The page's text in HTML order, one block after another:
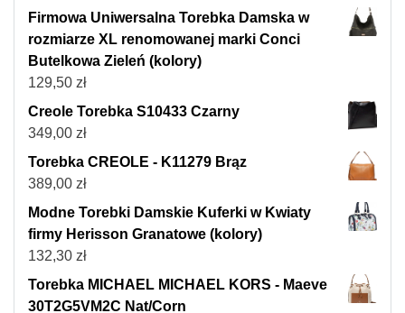
Firmowa Uniwersalna Torebka Damska w
rozmiarze XL renomowanej marki Conci
Butelkowa Zieleń (kolory)
129,50 zł
Creole Torebka S10433 Czarny
349,00 zł
Torebka CREOLE - K11279 Brąz
389,00 zł
Modne Torebki Damskie Kuferki w Kwiaty
firmy Herisson Granatowe (kolory)
132,30 zł
Torebka MICHAEL MICHAEL KORS - Maeve
30T2G5VM2C Nat/Corn